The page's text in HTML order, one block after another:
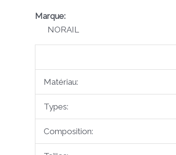
Marque:
NORAIL
Matériau:
Types:
Composition: